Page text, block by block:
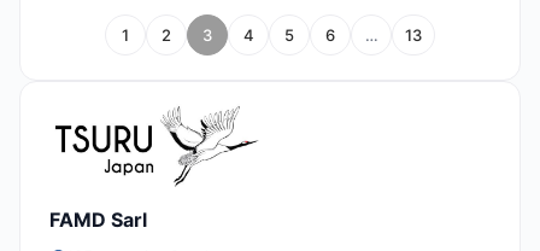
1 2 3 4 5 6 … 13
FAMD Sarl